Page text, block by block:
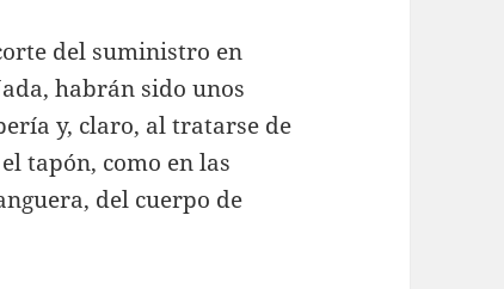
del suministro en
habrán sido unos
y, claro, al tratarse de
tapón, como en las
del cuerpo de